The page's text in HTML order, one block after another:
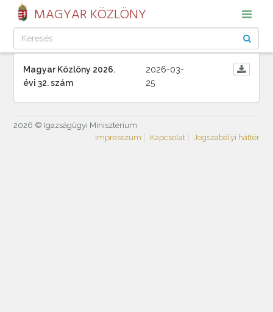
MAGYAR KÖZLÖNY
Magyar Közlöny 2026.
évi 32. szám
2026-03-
25
2026 © Igazságügyi Minisztérium
Impresszum
Kapcsolat Jogszabályi háttér